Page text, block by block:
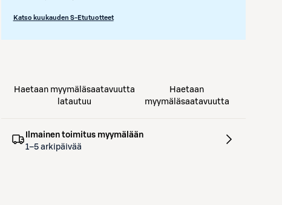
Katso kuukauden S-Etutuotteet
Haetaan myymäläsaatavuutta
latautuu
Haetaan
myymäläsaatavuutta
Ilmainen toimitus myymälään
1–5 arkipäivää